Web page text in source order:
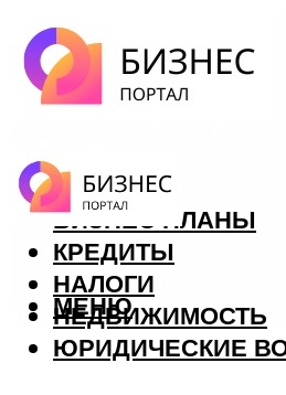
ФОРЕКС
БИЗНЕС ПЛАНЫ
КРЕДИТЫ
НАЛОГИ
НЕДВИЖИМОСТЬ
ЮРИДИЧЕСКИЕ
МЕНЮ